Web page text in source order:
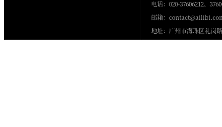
电话：020-37606212、
邮箱：
地址：广州市海珠区礼岗